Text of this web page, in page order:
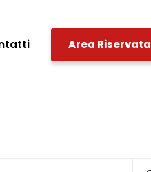
Area Riservata